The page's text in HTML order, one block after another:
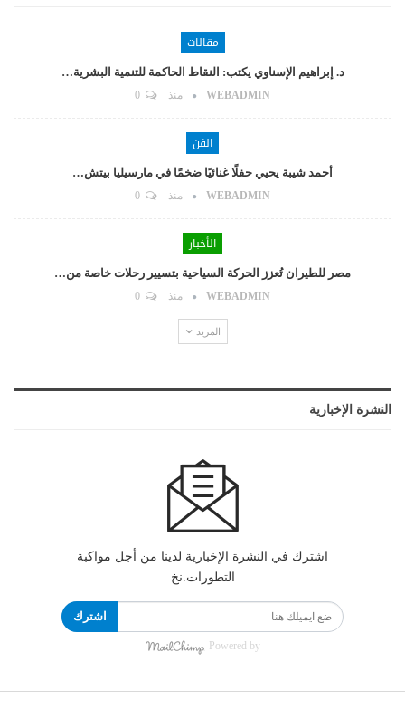
مقالات
د. إبراهيم الإسناوي يكتب: النقاط الحاكمة للتنمية البشرية…
WEBADMIN منذ
الفن
أحمد شيبة يحيي حفلًا غنائيًا ضخمًا في مارسيليا بيتش…
WEBADMIN منذ
الأخبار
مصر للطيران تُعزز الحركة السياحية بتسيير رحلات خاصة من…
WEBADMIN منذ
المزيد
النشرة الإخبارية
اشترك في النشرة الإخبارية لدينا من أجل مواكبة
التطورات.نخ
اشترك
Powered by